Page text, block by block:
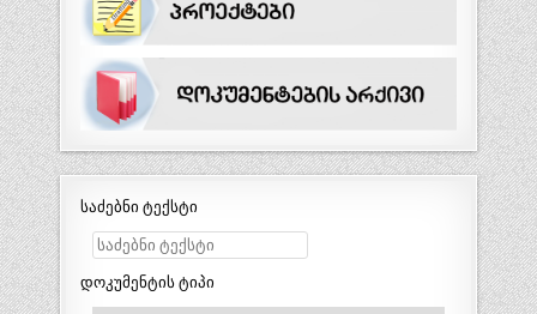
საძებნი ტექსტი
დოკუმენტის ტიპი